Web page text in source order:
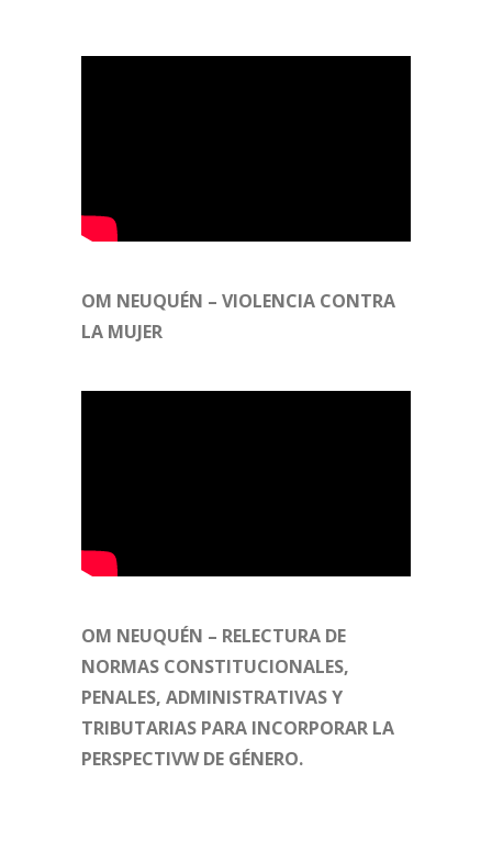
OM NEUQUÉN – VIOLENCIA CONTRA
LA MUJER
OM NEUQUÉN – RELECTURA DE
NORMAS CONSTITUCIONALES,
PENALES, ADMINISTRATIVAS Y
TRIBUTARIAS PARA INCORPORAR LA
PERSPECTIVW DE GÉNERO.